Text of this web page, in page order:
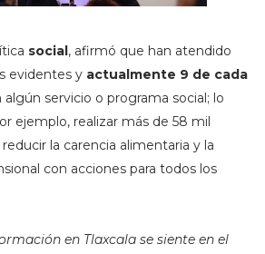
social , afirmó que han atendido
evidentes y actualmente 9 de cada
servicio o programa social; lo
ejemplo, realizar más de 58 mil
la carencia alimentaria y la
con acciones para todos los
en Tlaxcala se siente en el